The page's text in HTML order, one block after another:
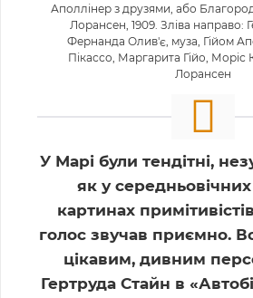
Аполлінер з друзями, або
Лорансен, 1909. Зліва направо:
Фернанда Олив'є, муза, Гійом
Пікассо, Маргарита Гійо, Моріс
Лорансен
У Марі були тендітні,
як у
картинах
голос звучав приємно.
цікавим, дивним
Гертруда Стайн в